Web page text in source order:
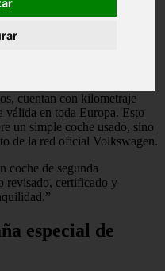
muy ventajosas
demoras.
han superado una
cuentan con kilometraje
válida en toda Europa. Esto
un simple coche usado, sino
de la red oficial Volkswagen.
coche de segunda
revisado, certificado y
especial de